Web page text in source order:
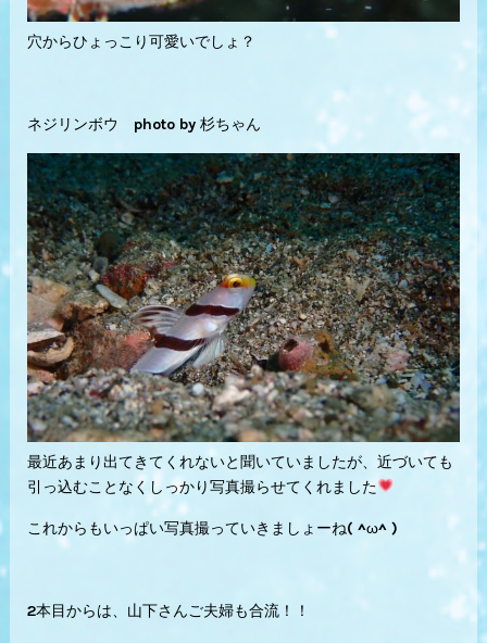
穴からひょっこり可愛いでしょ？
ネジリンボウ photo by 杉ちゃん
最近あまり出てきてくれないと聞いていましたが、近づいても
引っ込むことなくしっかり写真撮らせてくれました
これからもいっぱい写真撮っていきましょーね( ^ω^ )
2本目からは、山下さんご夫婦も合流！！